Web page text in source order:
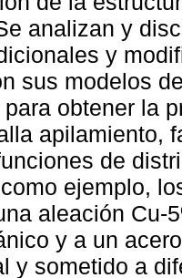
analizan y
y
sus modelos
obtener la
apilamiento,
de
ejemplo,
aleación Cu-
y a un
y sometido a